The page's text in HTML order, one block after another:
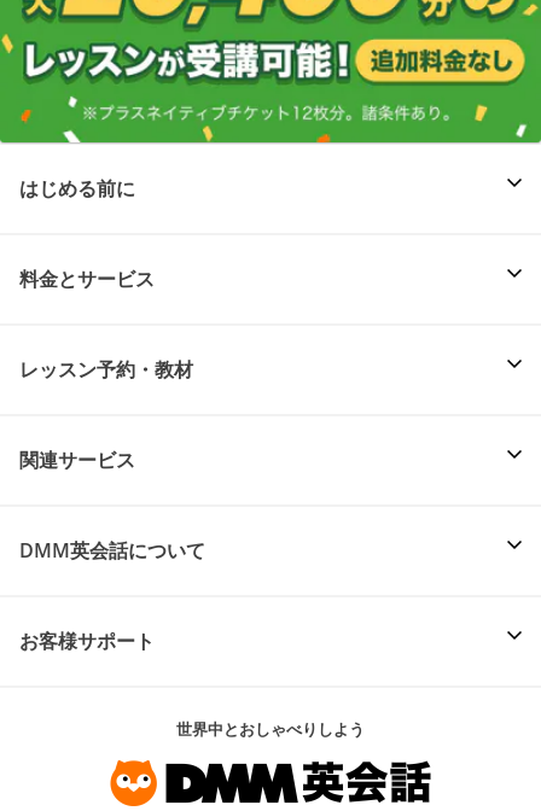
はじめる前に
料金とサービス
レッスン予約・教材
関連サービス
DMM英会話について
お客様サポート
世界中とおしゃべりしよう